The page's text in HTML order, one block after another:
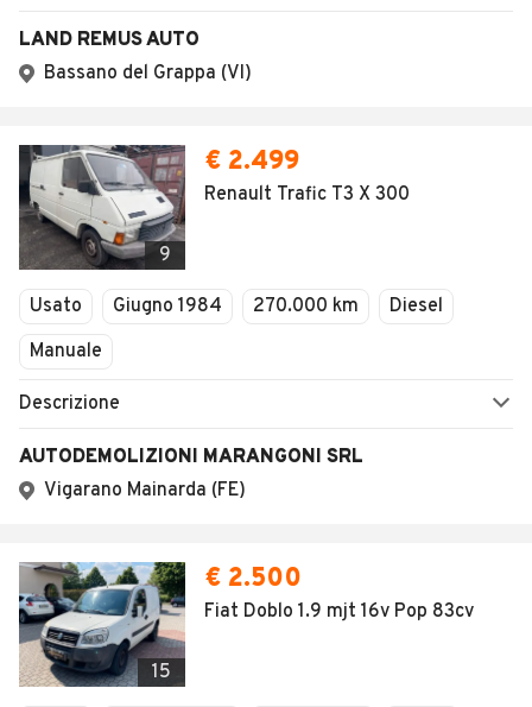
LAND REMUS AUTO
Bassano del Grappa (VI)
9
€ 2.499
Renault Trafic T3 X 300
Usato Giugno 1984 270.000 km
Diesel
Manuale
Descrizione
AUTODEMOLIZIONI MARANGONI SRL
Vigarano Mainarda (FE)
15
€ 2.500
Fiat Doblo 1.9 mjt 16v Pop 83cv